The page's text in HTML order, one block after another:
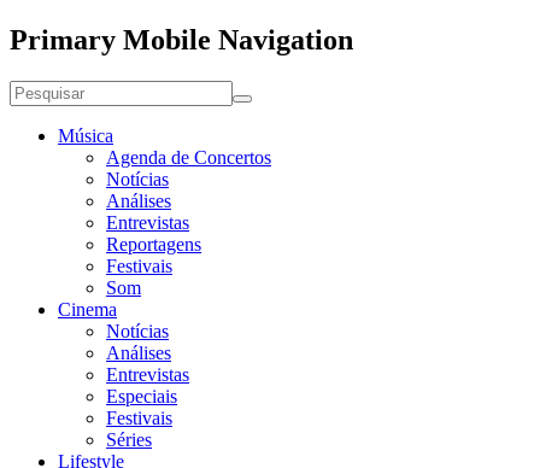
Primary Mobile Navigation
Música
Agenda de Concertos
Notícias
Análises
Entrevistas
Reportagens
Festivais
Som
Cinema
Notícias
Análises
Entrevistas
Especiais
Festivais
Séries
Lifestyle